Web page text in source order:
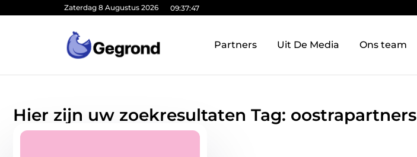
Zaterdag 8 Augustus 2026 09:37:47
Partners Uit De Media Ons team
Hier zijn uw zoekresultaten Tag: oostrapartners